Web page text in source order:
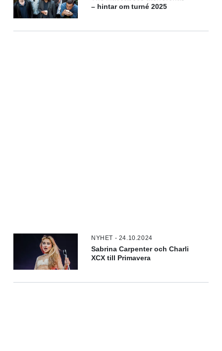
– hintar om turné 2025
NYHET - 24.10.2024
Sabrina Carpenter och Charli
XCX till Primavera